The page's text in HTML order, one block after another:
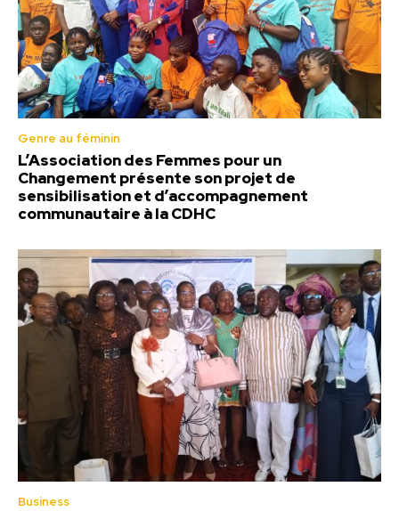
Genre au féminin
L’Association des Femmes pour un
Changement présente son projet de
sensibilisation et d’accompagnement
communautaire à la CDHC
Business